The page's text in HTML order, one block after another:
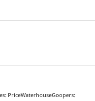
PriceWaterhouseGoopers: